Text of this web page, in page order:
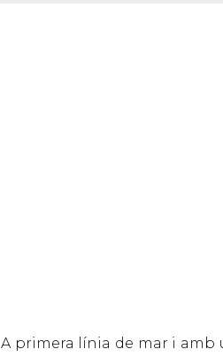
A primera línia de mar i amb